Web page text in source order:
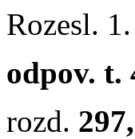
Rozesl.
odpov. t.
rozd. 297,